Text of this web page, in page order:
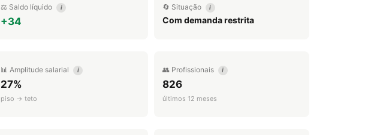
⚖️ Saldo líquido i
+34
🔄 Situação i
Com demanda restrita
📊 Amplitude salarial i
27%
piso → teto
👥 Profissionais i
826
últimos 12 meses